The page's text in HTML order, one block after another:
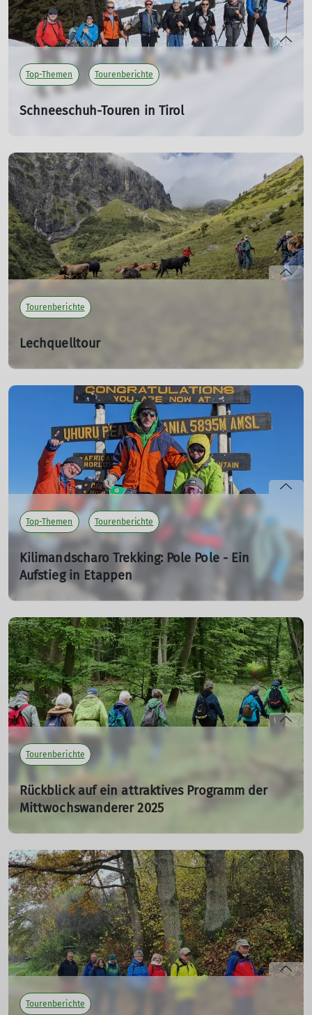
mehr erfahren
Top-Themen Tourenberichte
Schneeschuh-Touren in Tirol
Von der Oberlandhütte aus erkundeten wir die
Kitzbüheler Alpen.
mehr erfahren
Tourenberichte
Lechquelltour
Teilnehmer*innen: Wiebke, Doris, Jürgen, Hans-
Jürgen, Rainer und Helmut
mehr erfahren
Top-Themen Tourenberichte
Kilimandscharo Trekking: Pole Pole - Ein
Aufstieg in Etappen
Pole Pole - Ein Aufstieg in Etappen
Ein humorvoller Erfahrungsbericht vom Meru- und
Kilimandscharo-Trekking in Tansania
mehr erfahren
Tourenberichte
Rückblick auf ein attraktives Programm der
Mittwochswanderer 2025
30.12.2025
mehr erfahren
Tourenberichte